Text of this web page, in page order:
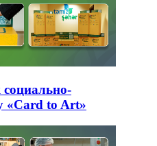
социально-
«Card to Art»